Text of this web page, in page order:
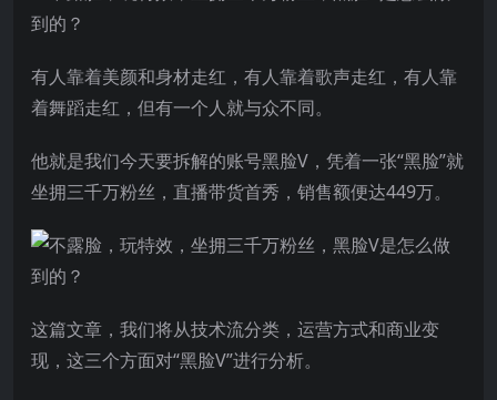
有人靠着美颜和身材走红，有人靠着歌声走红，有人靠
着舞蹈走红，但有一个人就与众不同。
他就是我们今天要拆解的账号黑脸V，凭着一张“黑脸”就
坐拥三千万粉丝，直播带货首秀，销售额便达449万。
这篇文章，我们将从技术流分类，运营方式和商业变
现，这三个方面对“黑脸V”进行分析。